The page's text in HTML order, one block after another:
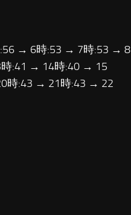
→ 6時:53 → 7時:53 → 8
:41 → 14時:40 → 15
時:43 → 21時:43 → 22